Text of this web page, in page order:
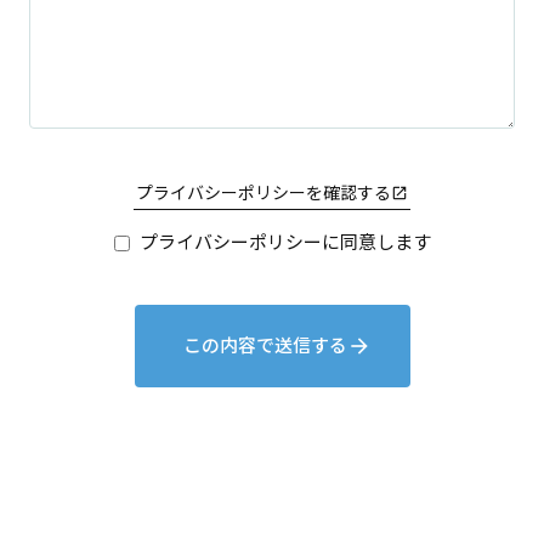
プライバシーポリシーを確認する launch
プライバシーポリシーに同意します
この内容で送信する arrow_forward